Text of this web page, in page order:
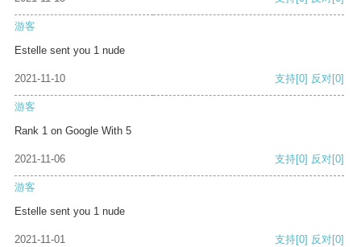
游客
Estelle sent you 1 nude
2021-11-10 支持[0] 反对[0]
游客
Rank 1 on Google With 5
2021-11-06 支持[0] 反对[0]
游客
Estelle sent you 1 nude
2021-11-01 支持[0] 反对[0]